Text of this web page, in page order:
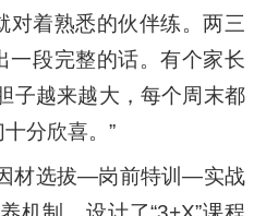
对着熟悉的伙伴练。两三
一段完整的话。有个家长
子越来越大，每个周末都
分欣喜。”
材选拔—岗前特训—实战